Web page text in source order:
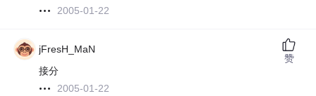
2005-01-22
jFresH_MaN
接分
2005-01-22
赞